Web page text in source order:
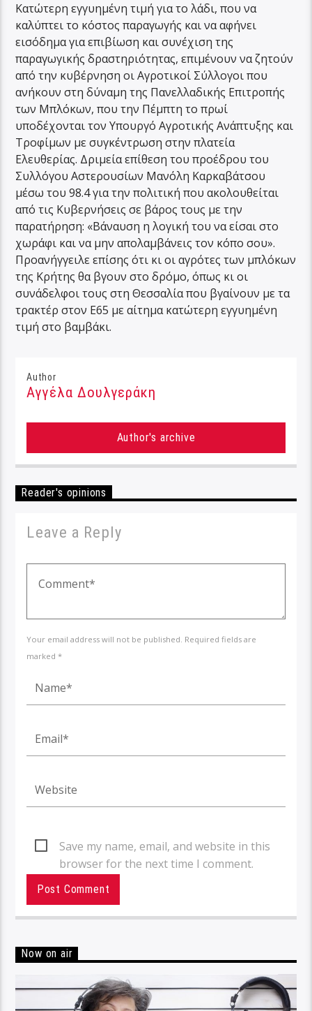
Κατώτερη εγγυημένη τιμή για το λάδι, που να
καλύπτει το κόστος παραγωγής και να αφήνει
εισόδημα για επιβίωση και συνέχιση της
παραγωγικής δραστηριότητας, επιμένουν να ζητούν
από την κυβέρνηση οι Αγροτικοί Σύλλογοι που
ανήκουν στη δύναμη της Πανελλαδικής Επιτροπής
των Μπλόκων, που την Πέμπτη το πρωί
υποδέχονται τον Υπουργό Αγροτικής Ανάπτυξης και
Τροφίμων με συγκέντρωση στην πλατεία
Ελευθερίας. Δριμεία επίθεση του προέδρου του
Συλλόγου Αστερουσίων Μανόλη Καρκαβάτσου
μέσω του 98.4 για την πολιτική που ακολουθείται
από τις Κυβερνήσεις σε βάρος τους με την
παρατήρηση: «Βάναυση η λογική του να είσαι στο
χωράφι και να μην απολαμβάνεις τον κόπο σου».
Προανήγγειλε επίσης ότι κι οι αγρότες των μπλόκων
της Κρήτης θα βγουν στο δρόμο, όπως κι οι
συνάδελφοι τους στη Θεσσαλία που βγαίνουν με τα
τρακτέρ στον Ε65 με αίτημα κατώτερη εγγυημένη
τιμή στο βαμβάκι.
Author
Αγγέλα Δουλγεράκη
Author's archive
Reader's opinions
Leave a Reply
Your email address will not be published. Required fields are
marked *
Save my name, email, and website in this
browser for the next time I comment.
Now on air